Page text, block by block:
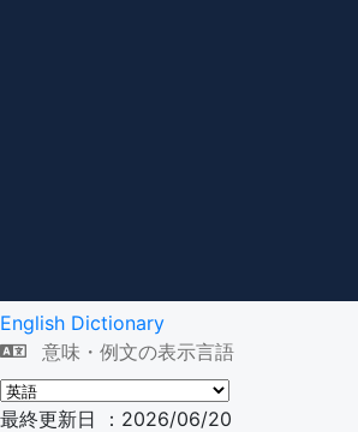
English Dictionary
意味・例文の表示言語
最終更新日 ：2026/06/20